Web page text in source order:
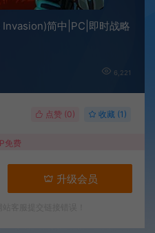
简中|PC|即时战略
6,221
点赞 (0) 收藏 (1)
免费
升级会员